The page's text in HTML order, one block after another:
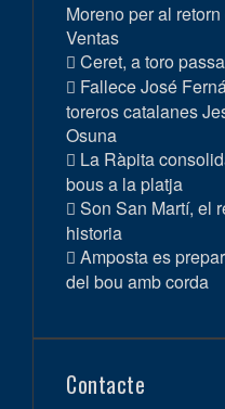
Moreno per al
Ventas
Ceret, a toro
Fallece José
toreros catalanes
Osuna
La Ràpita
bous a la platja
Son San Martí, el
historia
Amposta es
del bou amb corda
Contacte